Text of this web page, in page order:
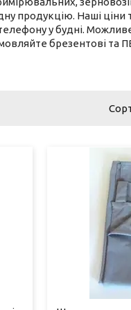
продукцію. Наші
у будні.
брезентові та